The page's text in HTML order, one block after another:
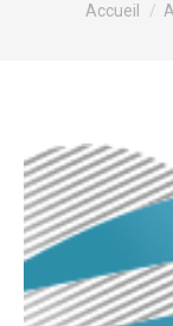
Accueil